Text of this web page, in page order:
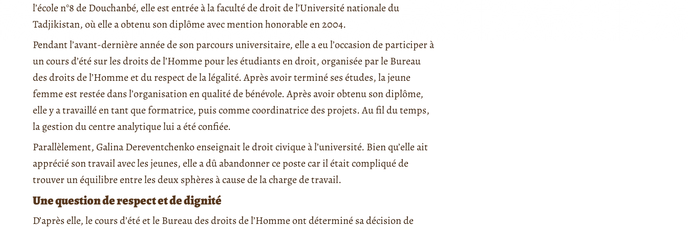
l’école n°8 de Douchanbé, elle est entrée à la faculté de droit de l’Université nationale du
Tadjikistan, où elle a obtenu son diplôme avec mention honorable en 2004.
Pendant l’avant-dernière année de son parcours universitaire, elle a eu l’occasion de participer à
un cours d’été sur les droits de l’Homme pour les étudiants en droit, organisée par le Bureau
des droits de l’Homme et du respect de la légalité. Après avoir terminé ses études, la jeune
femme est restée dans l’organisation en qualité de bénévole. Après avoir obtenu son diplôme,
elle y a travaillé en tant que formatrice, puis comme coordinatrice des projets. Au fil du temps,
la gestion du centre analytique lui a été confiée.
Parallèlement, Galina Dereventchenko enseignait le droit civique à l’université. Bien qu’elle ait
apprécié son travail avec les jeunes, elle a dû abandonner ce poste car il était compliqué de
trouver un équilibre entre les deux sphères à cause de la charge de travail.
Une question de respect et de dignité
D’après elle, le cours d’été et le Bureau des droits de l’Homme ont déterminé sa décision de